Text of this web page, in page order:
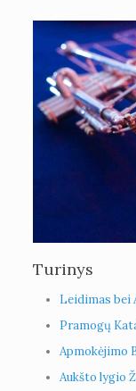
Turinys
Leidimas bei
Pramogų
Apmokėjimo
Aukšto lygio